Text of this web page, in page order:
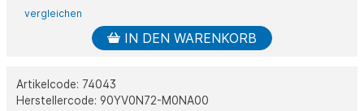
vergleichen
IN DEN WARENKORB
Artikelcode: 74043
Herstellercode: 90YV0N72-M0NA00